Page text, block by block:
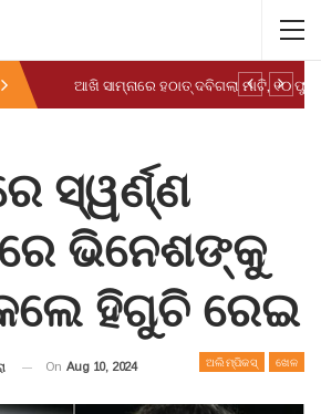
ସ୍ୱର୍ଣ୍ଣ
ଭିନେଶଙ୍କୁ
ହିଗୁଚି ରେଇ
ଅଲିମ୍ପିକସ୍ ଖେଳ
On Aug 10, 2024